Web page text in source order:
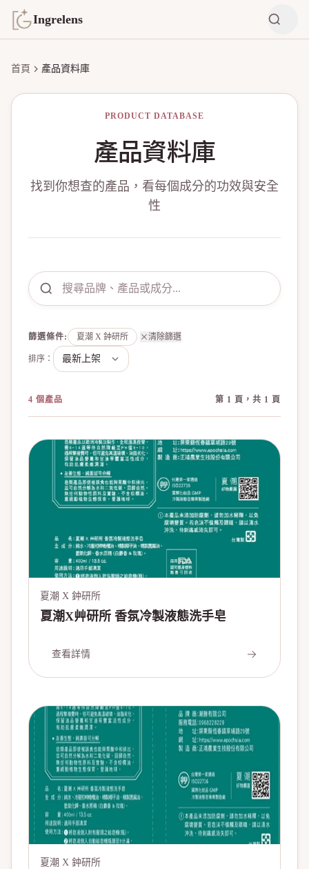
Ingrelens
首頁 產品資料庫
PRODUCT DATABASE
產品資料庫
找到你想查的產品，看每個成分的功效與安全
性
篩選條件: 夏潮 X 鈡研所 清除篩選
排序：
4 個產品 第 1 頁，共 1 頁
夏潮 X 鈡研所
夏潮X艸研所 香氛冷製液態洗手皂
查看詳情
夏潮 X 鈡研所